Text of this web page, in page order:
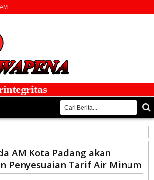
AM Kota Padang akan
Penyesuaian Tarif Air Minum